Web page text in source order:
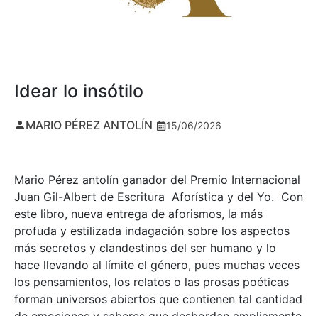
Idear lo insótilo
MARIO PÉREZ ANTOLÍN 15/06/2026
Mario Pérez antolín ganador del Premio Internacional
Juan Gil-Albert de Escritura Aforística y del Yo. Con
este libro, nueva entrega de aforismos, la más
profuda y estilizada indagación sobre los aspectos
más secretos y clandestinos del ser humano y lo
hace llevando al límite el género, pues muchas veces
los pensamientos, los relatos o las prosas poéticas
forman universos abiertos que contienen tal cantidad